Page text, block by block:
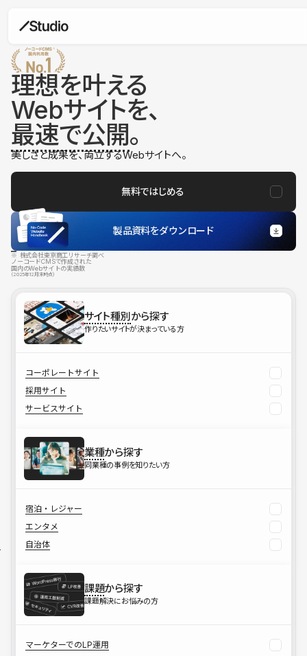
理想を叶える
Webサイトを、
最速で公開。
美しさと成果を、両立するWebサイトへ。
無料ではじめる
製品資料をダウンロード
※ 株式会社東京商工リサーチ調べ
ノーコードCMSで作成された
国内のWebサイトの実績数
（2025年12月末時点）
サイト種別から探す
作りたいサイトが決まっている方
コーポレートサイト
採用サイト
サービスサイト
業種から探す
同業種の事例を知りたい方
宿泊・レジャー
エンタメ
自治体
課題から探す
課題解決にお悩みの方
マーケターでのLP運用